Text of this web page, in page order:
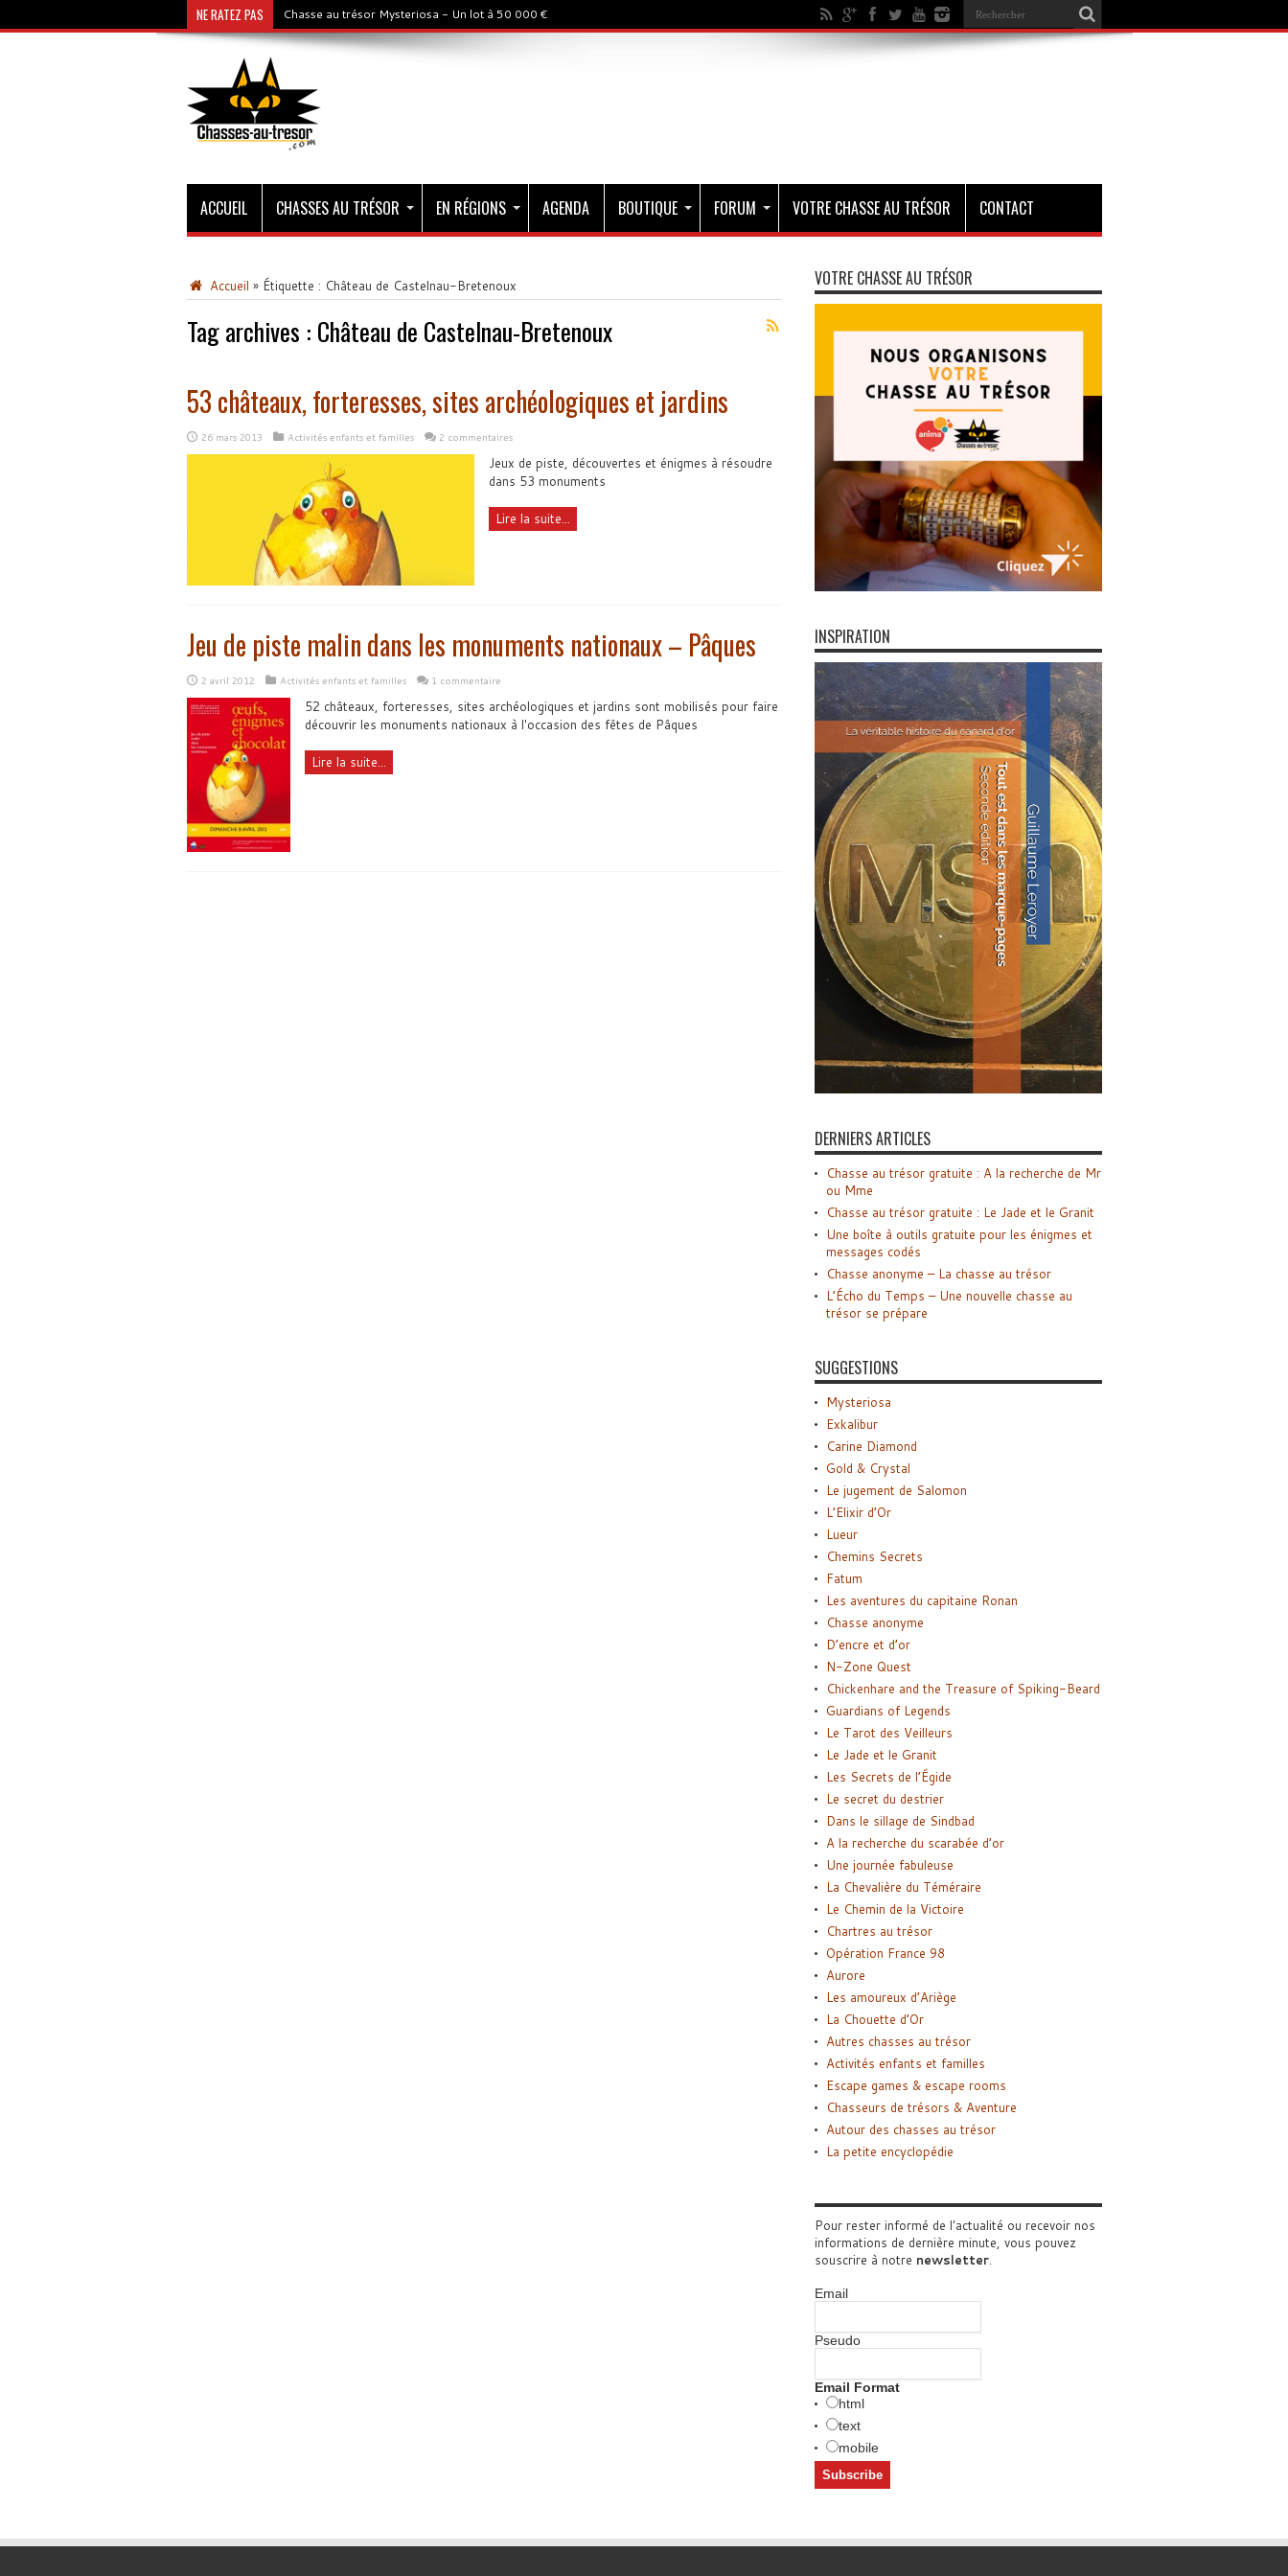
NE RATEZ PAS Chasse au trésor Mysteriosa - Un lot à 50 000 €
ACCUEIL CHASSES AU TRÉSOR EN RÉGIONS AGENDA BOUTIQUE FORUM VOTRE CHASSE AU TRÉSOR CONTACT
Accueil » Étiquette : Château de Castelnau-Bretenoux
Tag archives : Château de Castelnau-Bretenoux
53 châteaux, forteresses, sites archéologiques et jardins
26 mars 2013 Activités enfants et familles 2 commentaires
Jeux de piste, découvertes et énigmes à résoudre
dans 53 monuments
Lire la suite...
Jeu de piste malin dans les monuments nationaux – Pâques
2 avril 2012 Activités enfants et familles 1 commentaire
52 châteaux, forteresses, sites archéologiques et jardins sont mobilisés pour faire
découvrir les monuments nationaux à l'occasion des fêtes de Pâques
Lire la suite...
VOTRE CHASSE AU TRÉSOR
INSPIRATION
DERNIERS ARTICLES
Chasse au trésor gratuite : A la recherche de Mr
ou Mme
Chasse au trésor gratuite : Le Jade et le Granit
Une boîte à outils gratuite pour les énigmes et
messages codés
Chasse anonyme – La chasse au trésor
L’Écho du Temps – Une nouvelle chasse au
trésor se prépare
SUGGESTIONS
Mysteriosa
Exkalibur
Carine Diamond
Gold & Crystal
Le jugement de Salomon
L’Elixir d’Or
Lueur
Chemins Secrets
Fatum
Les aventures du capitaine Ronan
Chasse anonyme
D’encre et d’or
N-Zone Quest
Chickenhare and the Treasure of Spiking-Beard
Guardians of Legends
Le Tarot des Veilleurs
Le Jade et le Granit
Les Secrets de l’Égide
Le secret du destrier
Dans le sillage de Sindbad
A la recherche du scarabée d’or
Une journée fabuleuse
La Chevalière du Téméraire
Le Chemin de la Victoire
Chartres au trésor
Opération France 98
Aurore
Les amoureux d’Ariège
La Chouette d’Or
Autres chasses au trésor
Activités enfants et familles
Escape games & escape rooms
Chasseurs de trésors & Aventure
Autour des chasses au trésor
La petite encyclopédie
Pour rester informé de l'actualité ou recevoir nos
informations de dernière minute, vous pouvez
souscrire à notre newsletter.
Email
Pseudo
Email Format
html
text
mobile